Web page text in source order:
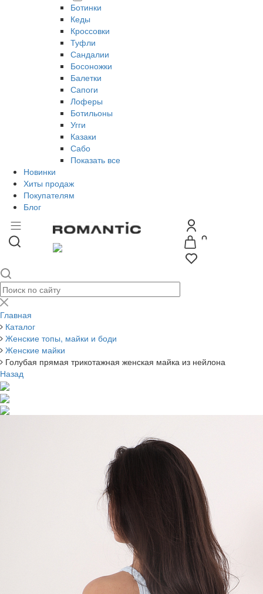
Ботинки
Кеды
Кроссовки
Туфли
Сандалии
Босоножки
Балетки
Сапоги
Лоферы
Ботильоны
Угги
Казаки
Сабо
Показать все
Новинки
Хиты продаж
Покупателям
Блог
Главная
Каталог
Женские топы, майки и боди
Женские майки
Голубая прямая трикотажная женская майка из нейлона
Назад